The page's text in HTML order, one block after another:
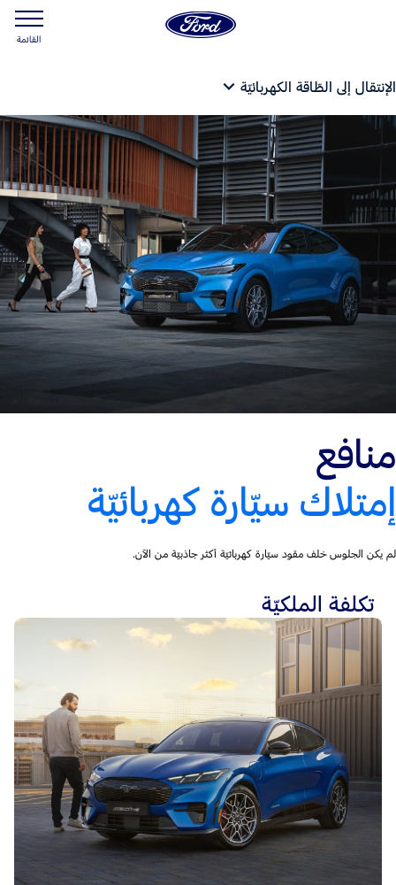
القائمة
الإنتقال إلى الطّاقة الكهربائيّة
منافع
إمتلاك سيّارة كهربائيّة
لم يكن الجلوس خلف مقود سيّارة كهربائيّة أكثر جاذبيّة من الآن.
تكلفة الملكيّة